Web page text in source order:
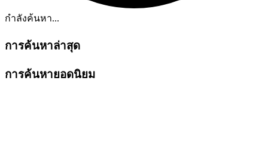
กำลังค้นหา...
การค้นหาล่าสุด
การค้นหายอดนิยม